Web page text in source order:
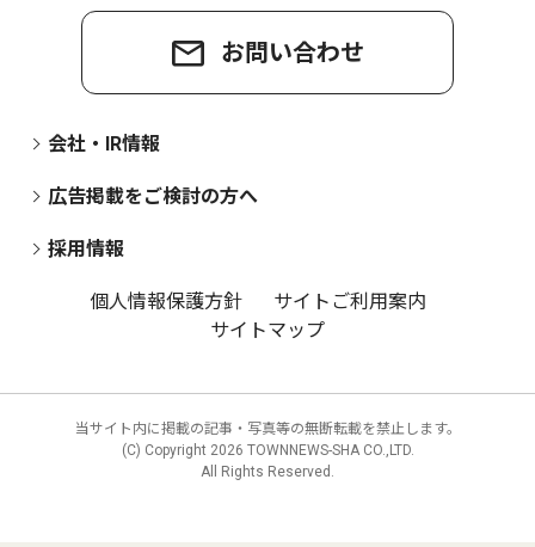
お問い合わせ
会社・IR情報
広告掲載をご検討の方へ
採用情報
個人情報保護方針
サイトご利用案内
サイトマップ
当サイト内に掲載の記事・写真等の無断転載を禁止します。
(C) Copyright 2026 TOWNNEWS-SHA CO.,LTD.
All Rights Reserved.